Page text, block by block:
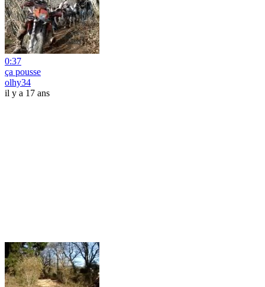
0:37
ça pousse
olhy34
il y a 17 ans